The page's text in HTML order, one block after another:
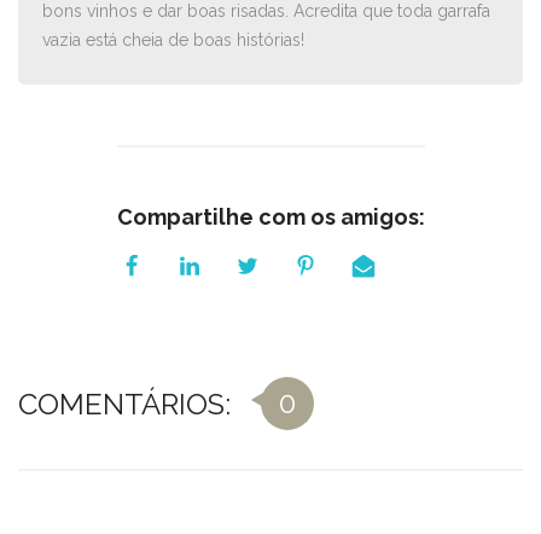
bons vinhos e dar boas risadas. Acredita que toda garrafa
vazia está cheia de boas histórias!
Compartilhe com os amigos:
COMENTÁRIOS: 0